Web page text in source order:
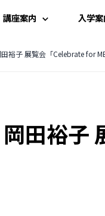
講座案内
講座一覧
講師一覧
入学
入学
説明
裕子 展覧会「Celebrate for
岡田裕子